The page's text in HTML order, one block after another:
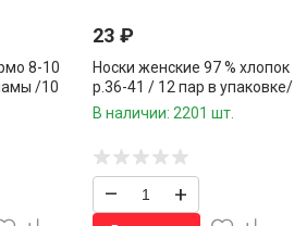
8-10
/10
23 ₽
Носки женские 97 % хлопок
р.36-41 / 12 пар в упаковке/
1 пара
В наличии: 2201 шт.
– +